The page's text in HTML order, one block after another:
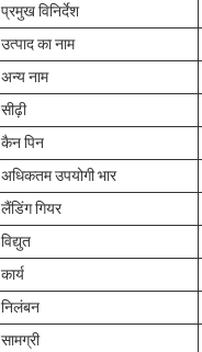
प्रमुख विनिर्देश
उत्पाद का नाम
अन्य नाम
सीढ़ी
कैन पिन
अधिकतम उपयोगी भार
लैंडिंग गियर
विद्युत
कार्य
निलंबन
सामग्री